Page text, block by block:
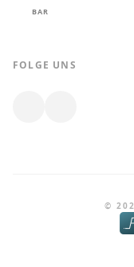
BAR
FOLGE UNS
©